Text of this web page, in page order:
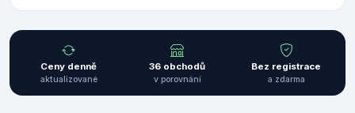
Ceny denně
aktualizované
36 obchodů
v porovnání
Bez registrace
a zdarma